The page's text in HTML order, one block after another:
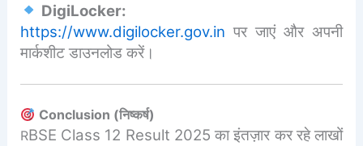
DigiLocker:
https://www.digilocker.gov.in पर जाएं और अपनी
मार्कशीट डाउनलोड करें।
Conclusion (निष्कर्ष)
RBSE Class 12 Result 2025 का इंतज़ार कर रहे लाखों